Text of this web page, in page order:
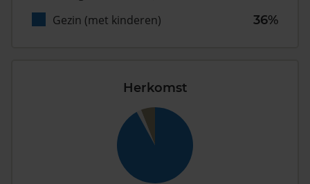
Gezin (met kinderen)
36%
Herkomst